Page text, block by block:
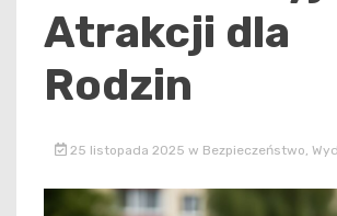
Atrakcji dla
Rodzin
25 listopada 2025 w Bezpieczeństwo